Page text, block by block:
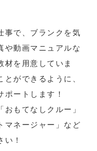
事で、ブランクを気
や動画マニュアルな
材を用意していま
ができるように、
ポートします！
もてなしクルー」
マネージャー」など
！